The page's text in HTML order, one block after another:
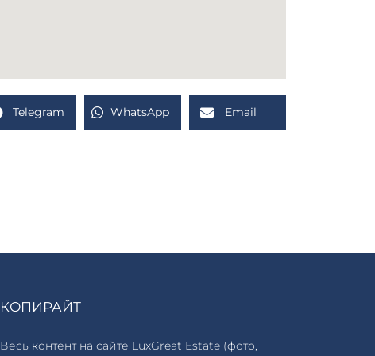
Telegram WhatsApp Email
КОПИРАЙТ
Весь контент на сайте LuxGreat Estate (фото,